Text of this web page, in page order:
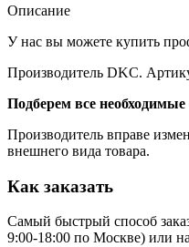
Описание
У нас вы можете купить
Производитель DKC.
Подберем все
Производитель вправе
внешнего вида товара.
Как заказать
Самый быстрый способ
9:00-18:00 по Москве) или